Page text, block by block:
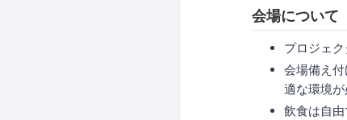
会場について
プロジェク
会場備え
適な環境が
飲食は自